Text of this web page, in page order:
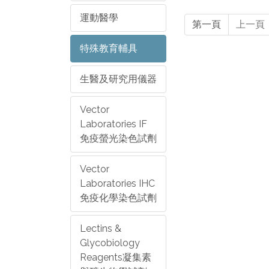
運動醫學
特殊教育輔具
生醫及研究用儀器
Vector
Laboratories IF
免疫螢光染色試劑
Vector
Laboratories IHC
免疫化學染色試劑
Lectins &
Glycobiology
Reagents凝集素
第一頁 上一頁